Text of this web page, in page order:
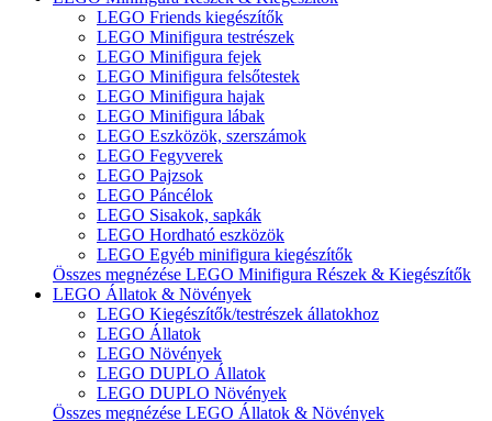
LEGO Friends kiegészítők
LEGO Minifigura testrészek
LEGO Minifigura fejek
LEGO Minifigura felsőtestek
LEGO Minifigura hajak
LEGO Minifigura lábak
LEGO Eszközök, szerszámok
LEGO Fegyverek
LEGO Pajzsok
LEGO Páncélok
LEGO Sisakok, sapkák
LEGO Hordható eszközök
LEGO Egyéb minifigura kiegészítők
Összes megnézése LEGO Minifigura Részek & Kiegészítők
LEGO Állatok & Növények
LEGO Kiegészítők/testrészek állatokhoz
LEGO Állatok
LEGO Növények
LEGO DUPLO Állatok
LEGO DUPLO Növények
Összes megnézése LEGO Állatok & Növények